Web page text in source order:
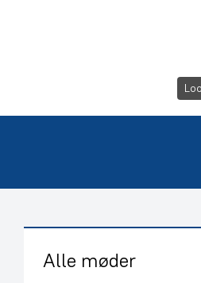
Alle møder